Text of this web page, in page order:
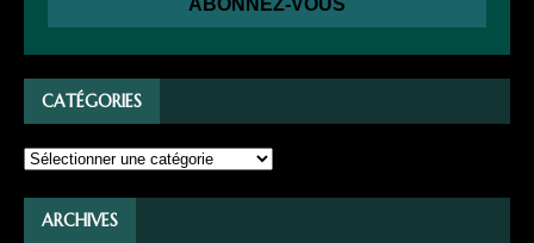
CATÉGORIES
ARCHIVES